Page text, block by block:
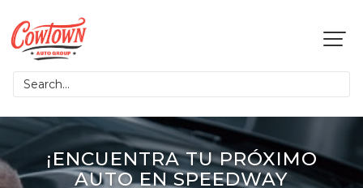
¡ENCUENTRA TU PRÓXIMO
AUTO EN SPEEDWAY